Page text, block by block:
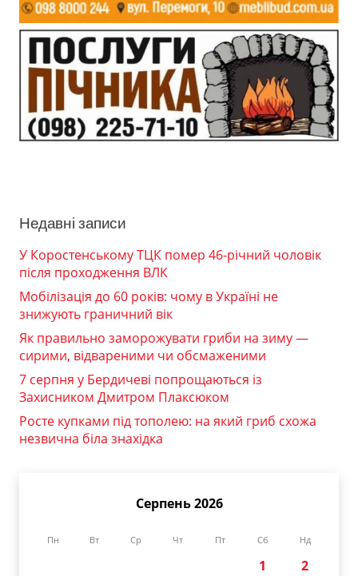
Недавні записи
У Коростенському ТЦК помер 46-річний чоловік
після проходження ВЛК
Мобілізація до 60 років: чому в Україні не
знижують граничний вік
Як правильно заморожувати гриби на зиму —
сирими, відвареними чи обсмаженими
7 серпня у Бердичеві попрощаються із
Захисником Дмитром Плаксюком
Росте купками під тополею: на який гриб схожа
незвична біла знахідка
Серпень 2026
Пн Вт Ср Чт Пт Сб Нд
1
2